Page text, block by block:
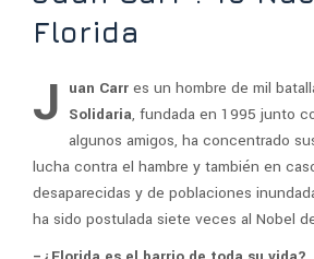
Florida
J uan Carr es un hombre de mil
Solidaria, fundada en 1995 junto
algunos amigos, ha concentrado
lucha contra el hambre y también en
desaparecidas y de poblaciones
ha sido postulada siete veces al Nobel